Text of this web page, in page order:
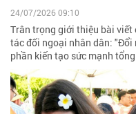
24/07/2026 09:10
Trân trọng giới thiệu bài viết
tác đối ngoại nhân dân:
phần kiến tạo sức mạnh